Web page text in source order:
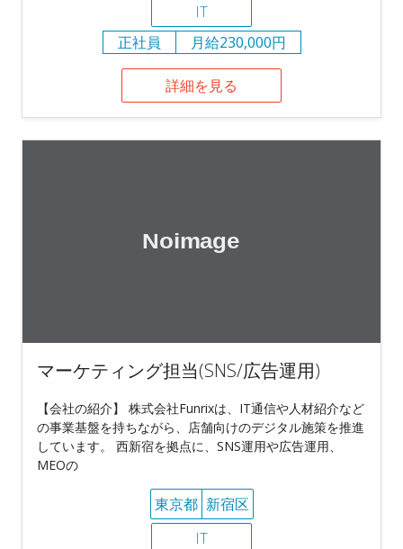
IT
正社員
月給230,000円
詳細を見る
マーケティング担当(SNS/広告運用)
【会社の紹介】 株式会社Funrixは、IT通信や人材紹介など
の事業基盤を持ちながら、店舗向けのデジタル施策を推進
しています。 西新宿を拠点に、SNS運用や広告運用、
MEOの
東京都 新宿区
IT